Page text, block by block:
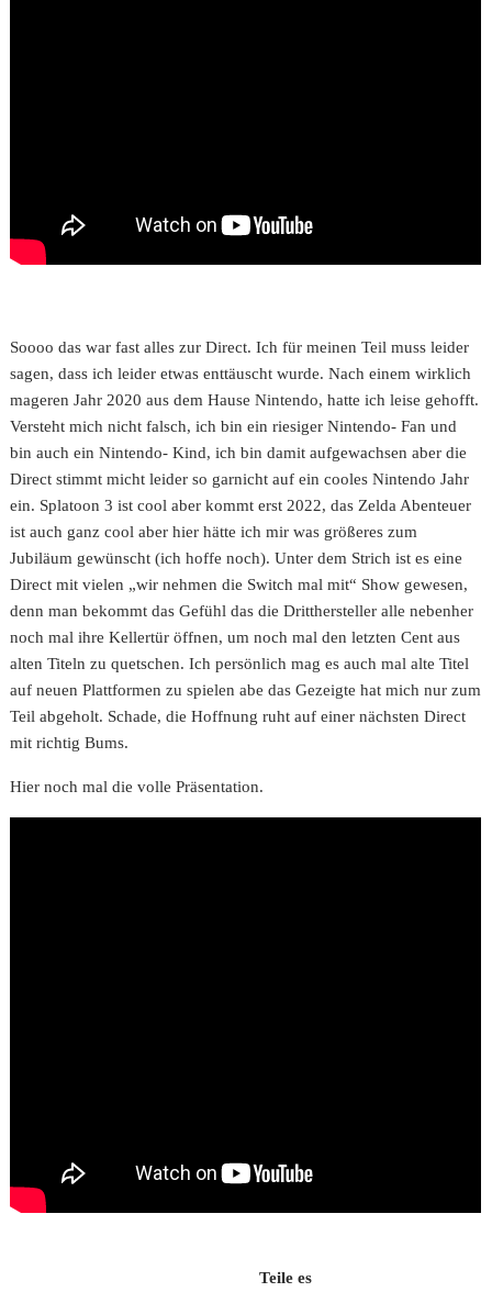
Soooo das war fast alles zur Direct. Ich für meinen Teil muss leider
sagen, dass ich leider etwas enttäuscht wurde. Nach einem wirklich
mageren Jahr 2020 aus dem Hause Nintendo, hatte ich leise gehofft.
Versteht mich nicht falsch, ich bin ein riesiger Nintendo- Fan und
bin auch ein Nintendo- Kind, ich bin damit aufgewachsen aber die
Direct stimmt micht leider so garnicht auf ein cooles Nintendo Jahr
ein. Splatoon 3 ist cool aber kommt erst 2022, das Zelda Abenteuer
ist auch ganz cool aber hier hätte ich mir was größeres zum
Jubiläum gewünscht (ich hoffe noch). Unter dem Strich ist es eine
Direct mit vielen „wir nehmen die Switch mal mit“ Show gewesen,
denn man bekommt das Gefühl das die Dritthersteller alle nebenher
noch mal ihre Kellertür öffnen, um noch mal den letzten Cent aus
alten Titeln zu quetschen. Ich persönlich mag es auch mal alte Titel
auf neuen Plattformen zu spielen abe das Gezeigte hat mich nur zum
Teil abgeholt. Schade, die Hoffnung ruht auf einer nächsten Direct
mit richtig Bums.
Hier noch mal die volle Präsentation.
Teile es